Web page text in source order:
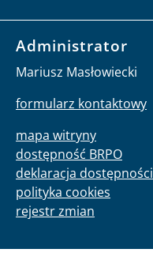
Administrator
Mariusz Masłowiecki
formularz kontaktowy
mapa witryny
dostępność BRPO
deklaracja dostępności
polityka cookies
rejestr zmian